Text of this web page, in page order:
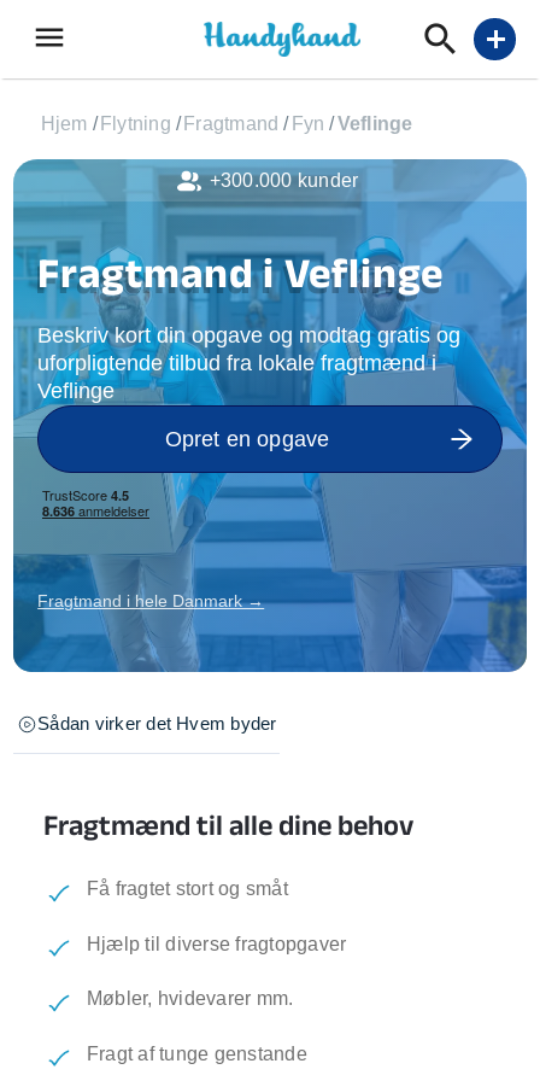
menu add
Hjem / Flytning / Fragtmand / Fyn /Veflinge
Fragtmand i Veflinge
Beskriv kort din opgave og modtag gratis og
uforpligtende tilbud fra lokale fragtmænd i
Veflinge
Opret en opgave
Fragtmand i hele Danmark →
Sådan virker det Hvem byder
Fragtmænd til alle dine behov
Få fragtet stort og småt
Hjælp til diverse fragtopgaver
Møbler, hvidevarer mm.
Fragt af tunge genstande
+300.000 kunder